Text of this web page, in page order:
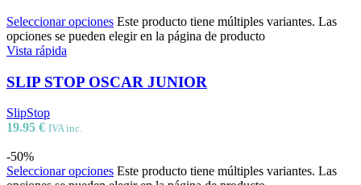
Seleccionar opciones Este producto tiene múltiples variantes. Las
opciones se pueden elegir en la página de producto
Vista rápida
SLIP STOP OSCAR JUNIOR
SlipStop
19.95 € IVA inc.
-50%
Seleccionar opciones Este producto tiene múltiples variantes. Las